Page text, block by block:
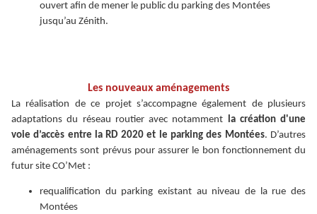
ouvert afin de mener le public du parking des Montées
jusqu’au Zénith.
Les nouveaux aménagements
La réalisation de ce projet s’accompagne également de plusieurs
adaptations du réseau routier avec notamment la création d'une
voie d’accès entre la RD 2020 et le parking des Montées. D’autres
aménagements sont prévus pour assurer le bon fonctionnement du
futur site CO’Met :
requalification du parking existant au niveau de la rue des
Montées